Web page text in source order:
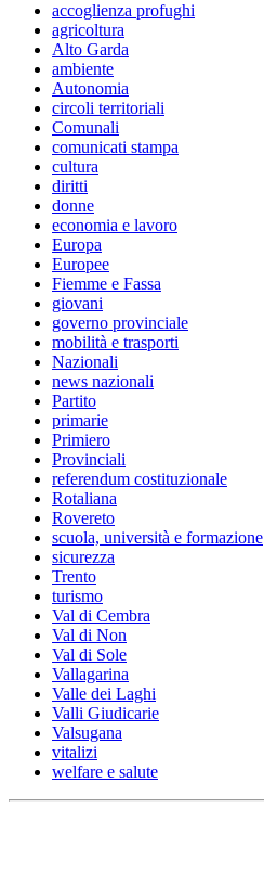
accoglienza profughi
agricoltura
Alto Garda
ambiente
Autonomia
circoli territoriali
Comunali
comunicati stampa
cultura
diritti
donne
economia e lavoro
Europa
Europee
Fiemme e Fassa
giovani
governo provinciale
mobilità e trasporti
Nazionali
news nazionali
Partito
primarie
Primiero
Provinciali
referendum costituzionale
Rotaliana
Rovereto
scuola, università e formazione
sicurezza
Trento
turismo
Val di Cembra
Val di Non
Val di Sole
Vallagarina
Valle dei Laghi
Valli Giudicarie
Valsugana
vitalizi
welfare e salute